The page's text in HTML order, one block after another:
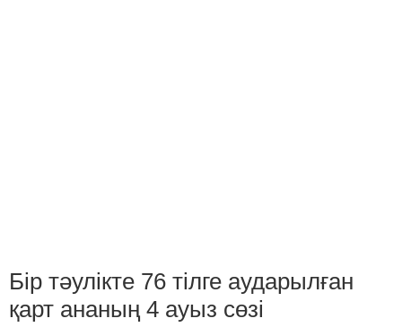
Бір тәулікте 76 тілге аударылған
қарт ананың 4 ауыз сөзі